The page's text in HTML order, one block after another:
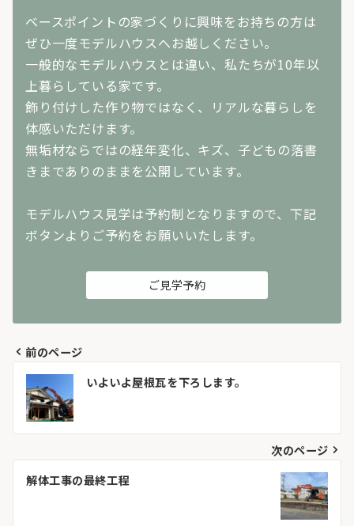
ベースポイントの家づくりに興味をお持ちの方は
ぜひ一度モデルハウスへお越しください。
一般的なモデルハウスとは違い、私たちが10年以
上暮らしている家です。
飾り付けした作り物ではなく、リアルな暮らしを
体感いただけます。
無垢材ならではの経年変化、キズ、子どもの落書
きまでありのままを公開しています。
モデルハウス見学は予約制となりますので、下記
ボタンよりご予約をお願いいたします。
ご見学予約
投
稿
ナ
ビ
ゲ
前のページ
いよいよ屋根瓦を下ろします。
次のページ
解体工事の最終工程